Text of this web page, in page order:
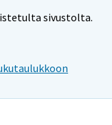
sivustolta.